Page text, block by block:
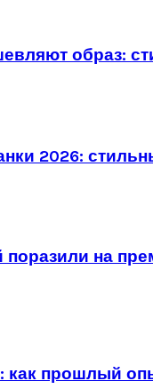
образ:
2026:
на
прошлый